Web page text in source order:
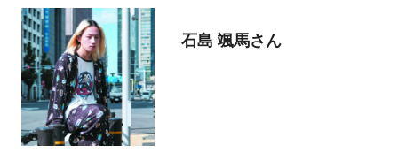
石島 颯馬さん